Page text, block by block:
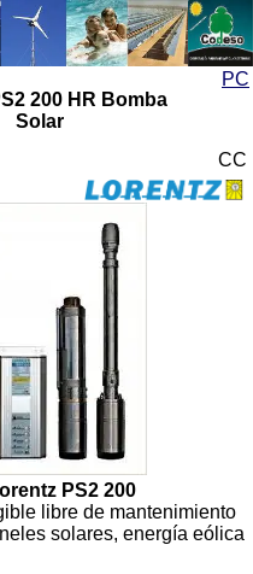
Solar
Solar
PC
CC
PS2 200
libre de mantenimiento
solares, energía eólica
200 HR Bomba
Solar